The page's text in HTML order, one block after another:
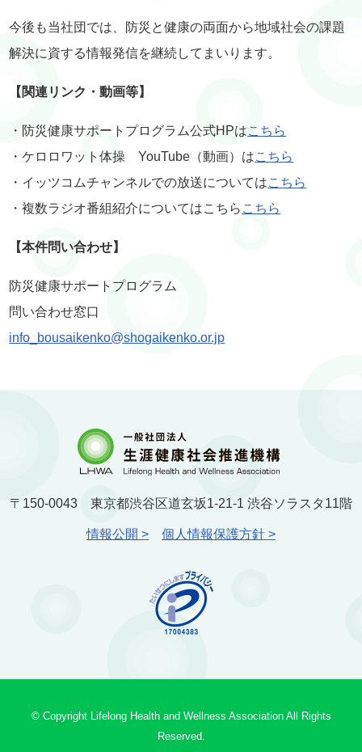
今後も当社団では、防災と健康の両面から地域社会の課題
解決に資する情報発信を継続してまいります。
【関連リンク・動画等】
・防災健康サポートプログラム公式HPはこちら
・ケロロワット体操 YouTube（動画）はこちら
・イッツコムチャンネルでの放送についてはこちら
・複数ラジオ番組紹介についてはこちら こちら
【本件問い合わせ】
防災健康サポートプログラム
問い合わせ窓口
info_bousaikenko@shogaikenko.or.jp
〒150-0043 東京都渋谷区道玄坂1-21-1 渋谷ソラスタ11階
情報公開 > 個人情報保護方針 >
© Copyright Lifelong Health and Wellness Association All Rights
Reserved.